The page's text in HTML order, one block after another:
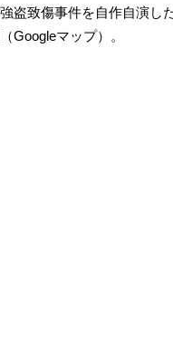
盗致傷事件を自作自演し
Googleマップ）。